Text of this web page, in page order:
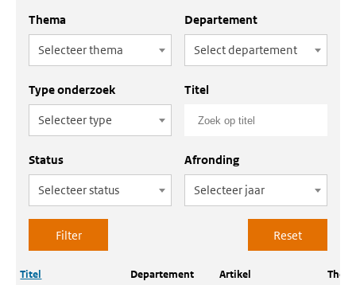
Thema
Selecteer thema
Departement
Select departement
Type onderzoek
Selecteer type
Titel
Status
Selecteer status
Afronding
Selecteer jaar
Titel Departement Artikel